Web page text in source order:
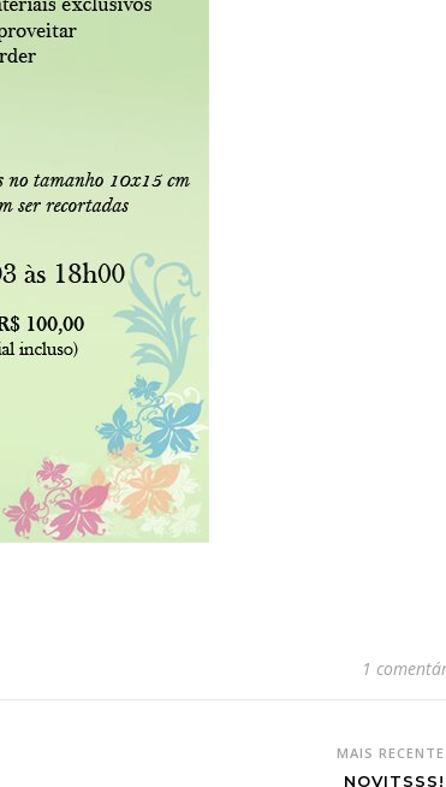
1
MAIS RECENTE